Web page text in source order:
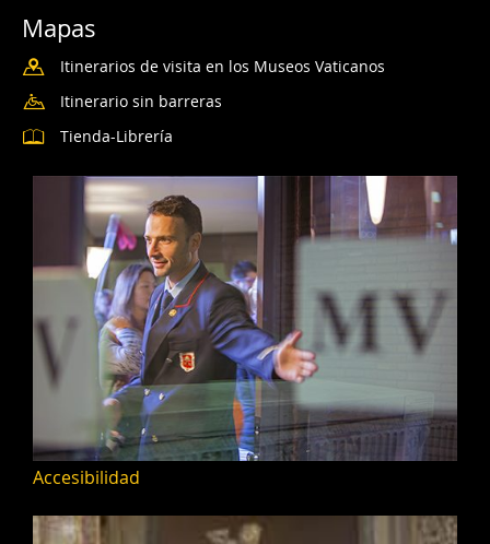
Mapas
Itinerarios de visita en los Museos Vaticanos
Itinerario sin barreras
Tienda-Librería
Accesibilidad